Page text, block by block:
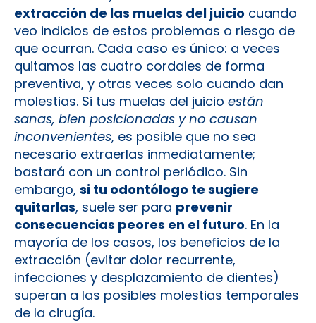
extracción de las muelas del juicio cuando
veo indicios de estos problemas o riesgo de
que ocurran. Cada caso es único: a veces
quitamos las cuatro cordales de forma
preventiva, y otras veces solo cuando dan
molestias. Si tus muelas del juicio están
sanas, bien posicionadas y no causan
inconvenientes, es posible que no sea
necesario extraerlas inmediatamente;
bastará con un control periódico. Sin
embargo, si tu odontólogo te sugiere
quitarlas, suele ser para prevenir
consecuencias peores en el futuro. En la
mayoría de los casos, los beneficios de la
extracción (evitar dolor recurrente,
infecciones y desplazamiento de dientes)
superan a las posibles molestias temporales
de la cirugía.